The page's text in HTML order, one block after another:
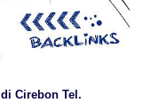
Cirebon Tel.